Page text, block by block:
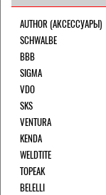
AUTHOR (АКСЕССУАРЫ)
SCHWALBE
BBB
SIGMA
VDO
SKS
VENTURA
KENDA
WELDTITE
TOPEAK
BELELLI